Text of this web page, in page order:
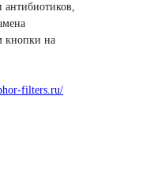
кнопки на
filters.ru/